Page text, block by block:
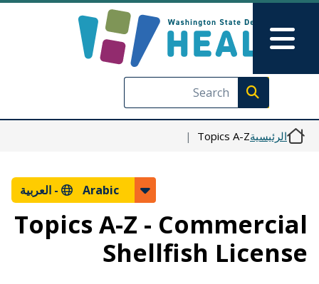
تجاوز إلى المحتوى الرئيسي
Skip to Feedback
Execute search
Main Menu
الرئيسيةTopics A-Z
Arabic - العربية
Topics A-Z - Commercial
Shellfish License